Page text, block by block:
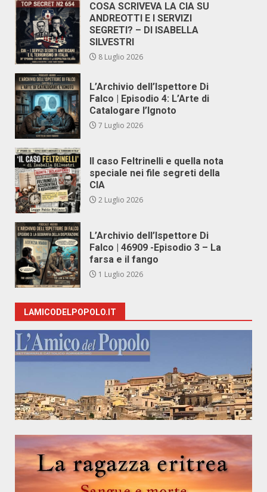
COSA SCRIVEVA LA CIA SU
ANDREOTTI E I SERVIZI
SEGRETI? – DI ISABELLA
SILVESTRI
8 Luglio 2026
L’Archivio dell’Ispettore Di
Falco | Episodio 4: L’Arte di
Catalogare l’Ignoto
7 Luglio 2026
Il caso Feltrinelli e quella nota
speciale nei file segreti della
CIA
2 Luglio 2026
L’Archivio dell’Ispettore Di
Falco | 46909 -Episodio 3 – La
farsa e il fango
1 Luglio 2026
LAMICODELPOPOLO.IT